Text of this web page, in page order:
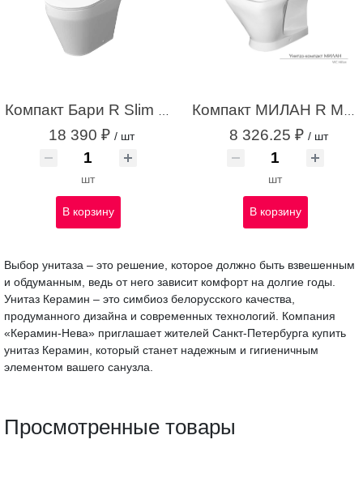
18 390 ₽ / шт
шт
В корзину
8 326.25 ₽ / шт
шт
В корзину
Выбор унитаза – это решение, которое должно быть взвешенным
и обдуманным, ведь от него зависит комфорт на долгие годы.
Унитаз Керамин – это симбиоз белорусского качества,
продуманного дизайна и современных технологий. Компания
«Керамин-Нева» приглашает жителей Санкт-Петербурга купить
унитаз Керамин, который станет надежным и гигиеничным
элементом вашего санузла.
Просмотренные товары